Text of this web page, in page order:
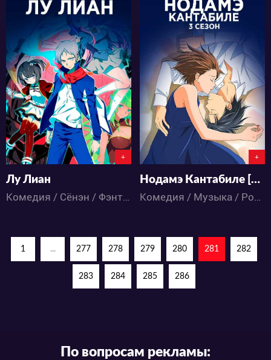
36034
2 56
+
Лу Лиан
Комедия / Сёнэн / Фэнтези / Аниме
10143
7
+
Нодамэ Кантабиле [ТВ-3]
Комедия / Музыка / Романтика / Аниме
1 ... 277 278 279 280 281 282
283 284 285 286
По вопросам рекламы: